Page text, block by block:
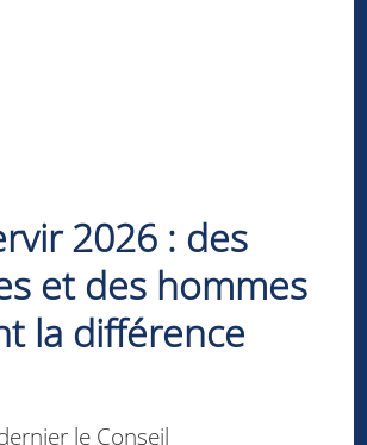
2026 : des
et des hommes
la différence
le Conseil